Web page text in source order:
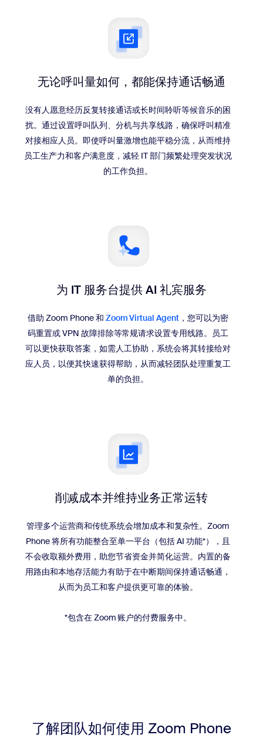
无论呼叫量如何， 都能保持通话畅通
没有人愿意经历反复转接通话或长时间聆听等候音乐的困
扰。通过设置呼叫队列、分机与共享线路，确保呼叫精准
对接相应人员。即使呼叫量激增也能平稳分流，从而维持
员工生产力和客户满意度，减轻 IT 部门频繁处理突发状况
的工作负担。
为 IT 服务台提供 AI 礼宾服务
借助 Zoom Phone 和 Zoom Virtual Agent ，您可以为密
码重置或 VPN 故障排除等常规请求设置专用线路。员工
可以更快获取答案，如需人工协助，系统会将其转接给对
应人员，以便其快速获得帮助，从而减轻团队处理重复工
单的负担。
削减成本并维持业务正常运转
管理多个运营商和传统系统会增加成本和复杂性。Zoom
Phone 将所有功能整合至单一平台（包括 AI 功能*），且
不会收取额外费用，助您节省资金并简化运营。内置的备
用路由和本地存活能力有助于在中断期间保持通话畅通，
从而为员工和客户提供更可靠的体验。
*包含在 Zoom 账户的付费服务中。
了解团队如何使用 Zoom Phone